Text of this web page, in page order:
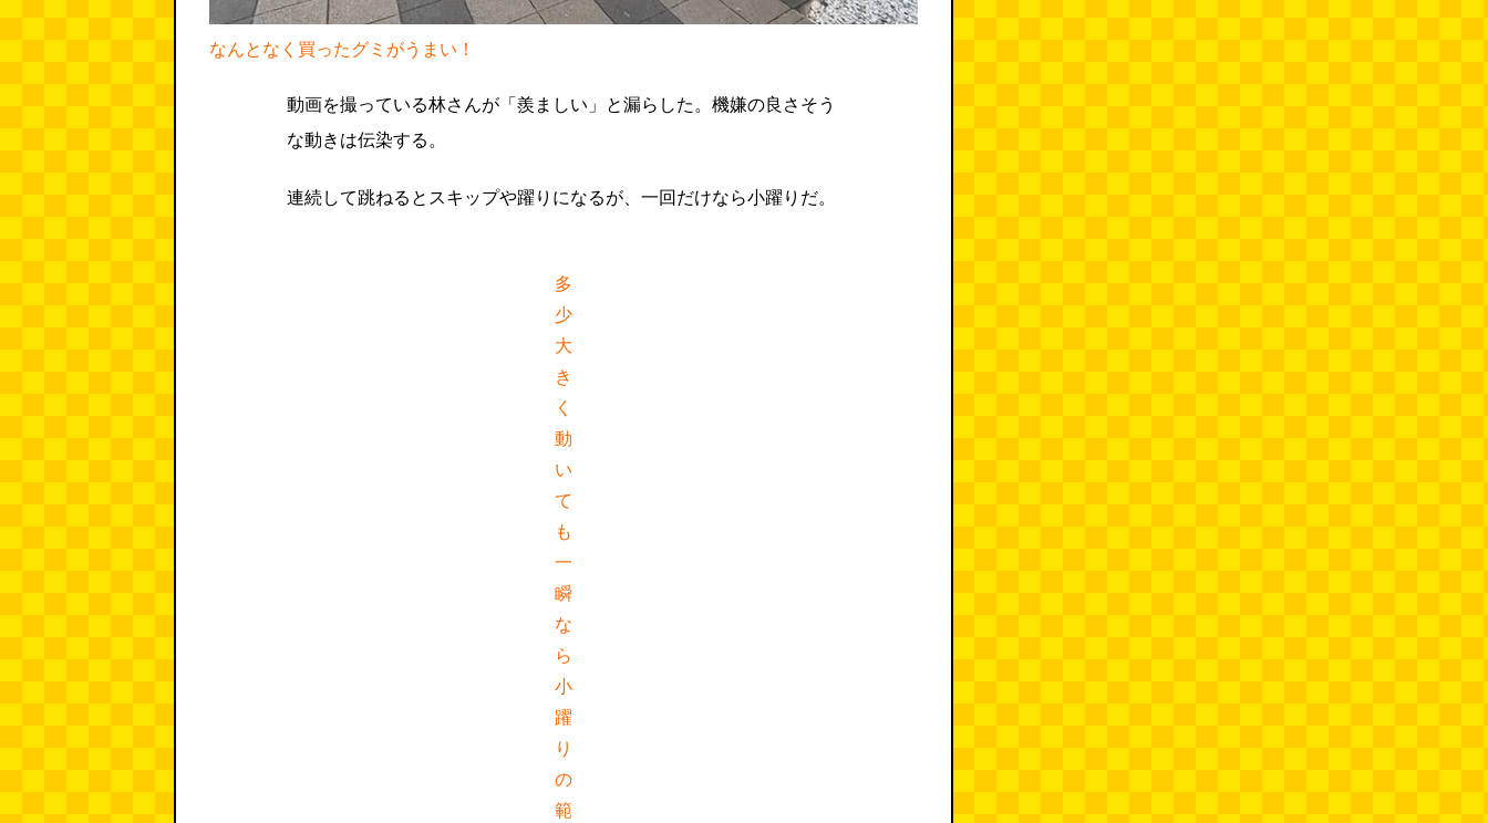
なんとなく買ったグミがうまい！
動画を撮っている林さんが「羨ましい」と漏らした。機嫌の良さそう
な動きは伝染する。
連続して跳ねるとスキップや躍りになるが、一回だけなら小躍りだ。
多
少
大
き
く
動
い
て
も
一
瞬
な
ら
小
躍
り
の
範